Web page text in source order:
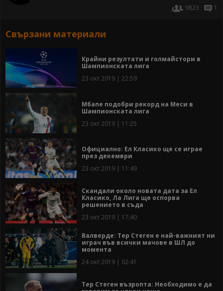
9823
1
Свързани материали
Крайни резултати и голмайстори в
Шампионската лига
23 окт 2019 | 22:59
Мбапе подобри рекорд на Меси в
Шампионската лига
23 окт 2019 | 11:25
Официално: Ел Класико ще се играе
през декември
23 окт 2019 | 11:49
Скандали около новата дата за Ел
Класико, Ла Лига ще оспорва
решението в съда
23 окт 2019 | 17:40
Валверде: Тер Стеген е най-важният ни
играч във всички мачове в ШЛ до
момента
24 окт 2019 | 02:41
Тер Стеген възропта: Необходимо е да